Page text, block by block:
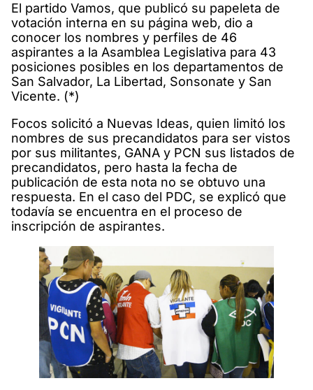
El partido Vamos, que publicó su papeleta de
votación interna en su página web, dio a
conocer los nombres y perfiles de 46
aspirantes a la Asamblea Legislativa para 43
posiciones posibles en los departamentos de
San Salvador, La Libertad, Sonsonate y San
Vicente. (*)
Focos solicitó a Nuevas Ideas, quien limitó los
nombres de sus precandidatos para ser vistos
por sus militantes, GANA y PCN sus listados de
precandidatos, pero hasta la fecha de
publicación de esta nota no se obtuvo una
respuesta. En el caso del PDC, se explicó que
todavía se encuentra en el proceso de
inscripción de aspirantes.